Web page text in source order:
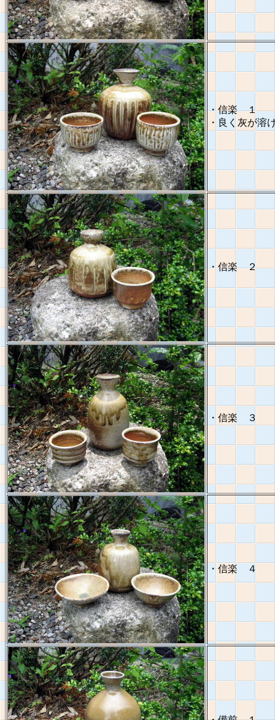
・信楽 １
・良く灰が溶
・信楽 ２
・信楽 ３
・信楽 ４